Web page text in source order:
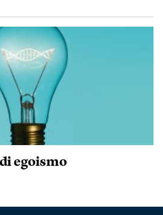
egoismo